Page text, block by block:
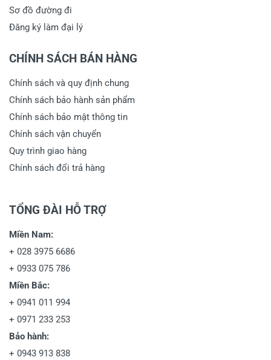
Sơ đồ đường đi
Đăng ký làm đại lý
CHÍNH SÁCH BÁN HÀNG
Chính sách và quy định chung
Chính sách bảo hành sản phẩm
Chính sách bảo mật thông tin
Chính sách vận chuyển
Quy trình giao hàng
Chính sách đổi trả hàng
TỔNG ĐÀI HỖ TRỢ
Miền Nam:
+ 028 3975 6686
+ 0933 075 786
Miền Bắc:
+ 0941 011 994
+ 0971 233 253
Bảo hành:
+ 0943 913 838